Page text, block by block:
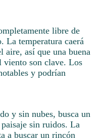
libre de
La temperatura caerá
aire, así que una buena
viento son clave. Los
y podrían
y sin nubes, busca un
sin ruidos. La
a buscar un rincón